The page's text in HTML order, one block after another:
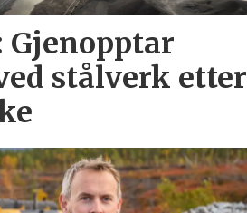
Gjenopptar
stålverk etter